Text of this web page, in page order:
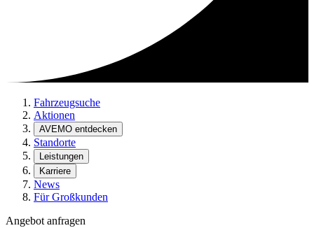
Fahrzeugsuche
Aktionen
AVEMO entdecken
Standorte
Leistungen
Karriere
News
Für Großkunden
Angebot anfragen